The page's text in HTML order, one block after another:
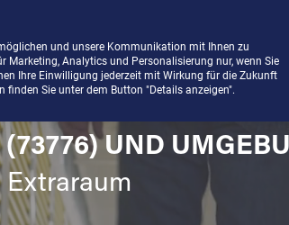
UND
und unsere Kommunikation mit Ihnen zu
Marketing, Analytics und Personalisierung nur, wenn Sie
Ihre Einwilligung jederzeit mit Wirkung für die Zukunft
Sie unter dem Button "Details anzeigen".